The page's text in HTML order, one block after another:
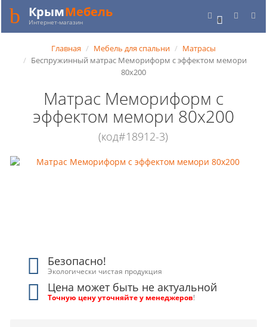
0
КрымМебель
Интернет-магазин
Главная Мебель для спальни
Матрасы
Беспружинный матрас Мемориформ с эффектом мемори
80x200
Матрас Мемориформ с
эффектом мемори 80x200
(код#18912-3)
Безопасно!
Экологически чистая продукция
Цена может быть не актуальной
Точную цену уточняйте у менеджеров!